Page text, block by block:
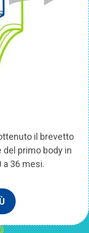
il brevetto
del primo body in
a 36 mesi.